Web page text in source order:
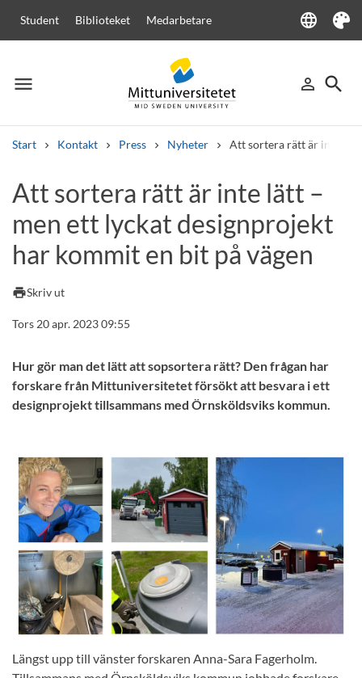
Student Biblioteket Medarbetare language
Language
Tema
menu
Meny person_outline
Logga in
search
Sök
Start Kontakt Press Nyheter Att sortera rätt är inte lätt
Andra söktjänster
Kurser och program KursplanerVälkomstbrevPersonal
Lediga jobb
Att sortera rätt är inte lätt –
men ett lyckat designprojekt
har kommit en bit på vägen
printSkriv ut
Tors 20 apr. 2023 09:55
Hur gör man det lätt att sopsortera rätt? Den frågan har
forskare från Mittuniversitetet försökt att besvara i ett
designprojekt tillsammans med Örnsköldsviks kommun.
Längst upp till vänster forskaren Anna-Sara Fagerholm.